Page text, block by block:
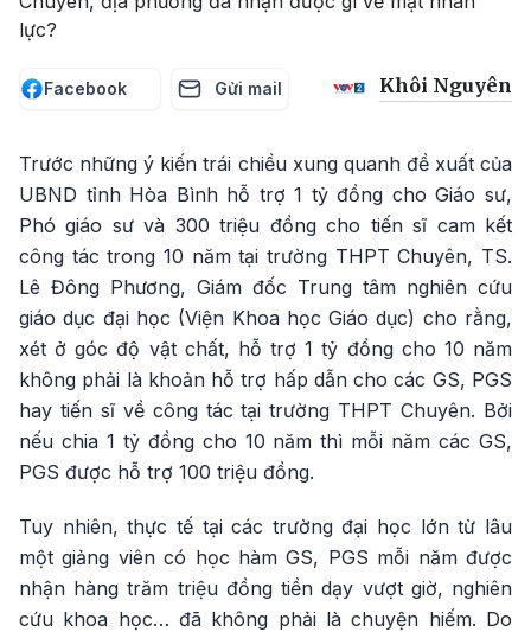
lực?
Facebook Gửi mail Khôi Nguyên
Trước những ý kiến trái chiều xung quanh đề xuất của
UBND tỉnh Hòa Bình hỗ trợ 1 tỷ đồng cho Giáo sư,
Phó giáo sư và 300 triệu đồng cho tiến sĩ cam kết
công tác trong 10 năm tại trường THPT Chuyên, TS.
Lê Đông Phương, Giám đốc Trung tâm nghiên cứu
giáo dục đại học (Viện Khoa học Giáo dục) cho rằng,
xét ở góc độ vật chất, hỗ trợ 1 tỷ đồng cho 10 năm
không phải là khoản hỗ trợ hấp dẫn cho các GS, PGS
hay tiến sĩ về công tác tại trường THPT Chuyên. Bởi
nếu chia 1 tỷ đồng cho 10 năm thì mỗi năm các GS,
PGS được hỗ trợ 100 triệu đồng.
Tuy nhiên, thực tế tại các trường đại học lớn từ lâu
một giảng viên có học hàm GS, PGS mỗi năm được
nhận hàng trăm triệu đồng tiền dạy vượt giờ, nghiên
cứu khoa học… đã không phải là chuyện hiếm. Do